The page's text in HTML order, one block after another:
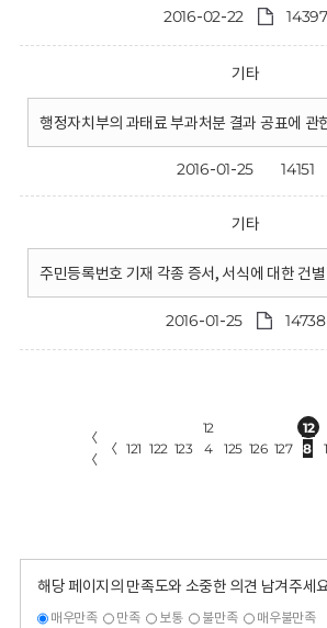
2016-02-22 14397
기타
행정자치부의 과태료 부과처분 결과 공표에 관
2016-01-25 14151
기타
주민등록번호 기재 각종 증서, 서식에 대한 건
2016-01-25 14738
〈
〈
〈 121 122 123
12
4
125 126 127
12
8
해당 페이지의 만족도와 소중한 의견 남겨주세
매우만족 만족 보통 불만족 매우불만족